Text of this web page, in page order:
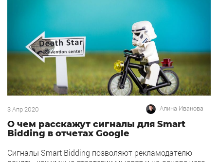
3 Апр 2020 Алина Иванова
О чем расскажут сигналы для Smart
Bidding в отчетах Google
Сигналы Smart Bidding позволяют рекламодателю